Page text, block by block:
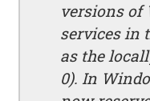
versions of
services in
as the
0). In